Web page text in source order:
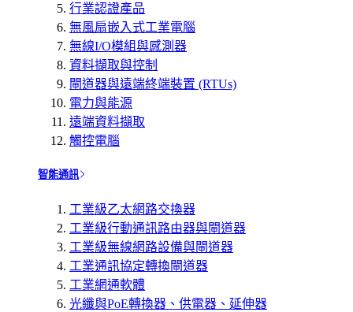
行業認證產品
無風扇嵌入式工業電腦
無線I/O模組與感測器
資料擷取與控制
閘道器與遠端終端裝置 (RTUs)
電力與能源
遠端資料擷取
觸控電腦
智能通訊
工業級乙太網路交換器
工業級行動通訊路由器與閘道器
工業級無線網路設備與閘道器
工業通訊協定轉換閘道器
工業網通軟體
光纖與PoE轉換器、供電器、延伸器